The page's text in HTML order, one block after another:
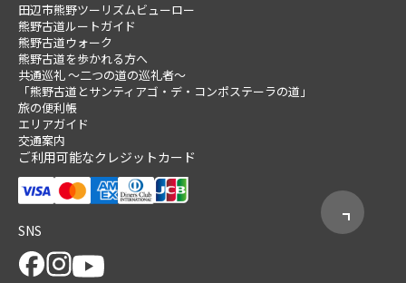
田辺市熊野ツーリズムビューロー
熊野古道ルートガイド
熊野古道ウォーク
熊野古道を歩かれる方へ
共通巡礼 ～二つの道の巡礼者～
「熊野古道とサンティアゴ・デ・コンポステーラの道」
旅の便利帳
エリアガイド
交通案内
ご利用可能なクレジットカード
SNS